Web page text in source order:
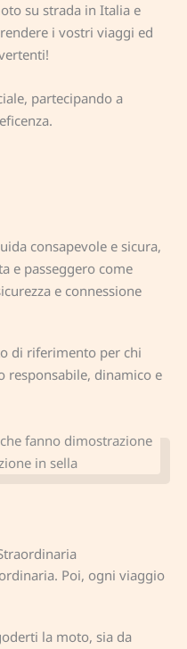
su strada in Italia e
i vostri viaggi ed
partecipando a
consapevole e sicura,
e passeggero come
e connessione
di riferimento per chi
responsabile, dinamico e
Poi, ogni viaggio
la moto, sia da